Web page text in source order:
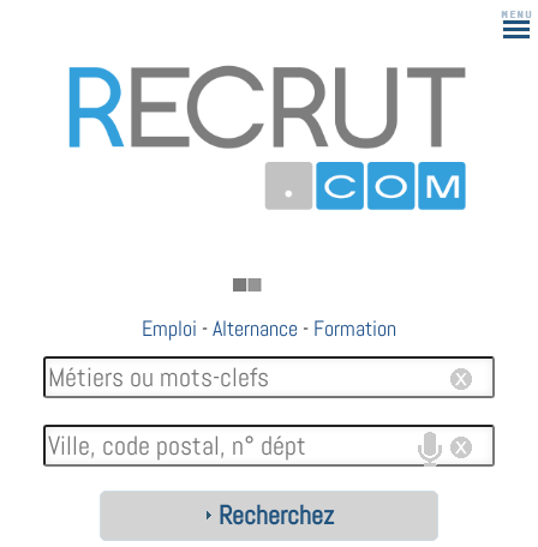
Emploi -Alternance - Formation
Recherchez